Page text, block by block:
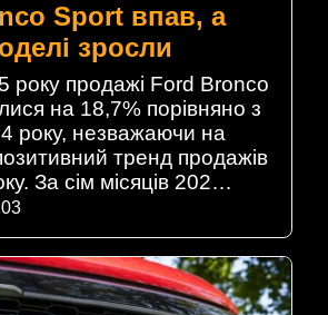
Sport впав, а
зросли
року продажі Ford Bronco
на 18,7% порівняно з
року, незважаючи на
тренд продажів
За сім місяців 202…